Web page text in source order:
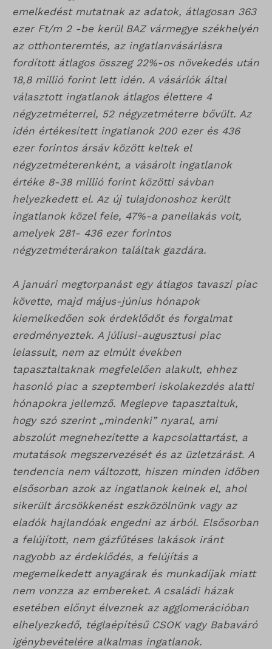
emelkedést mutatnak az adatok, átlagosan 363
ezer Ft/m 2 -be kerül BAZ vármegye székhelyén
az otthonteremtés, az ingatlanvásárlásra
fordított átlagos összeg 22%-os növekedés után
18,8 millió forint lett idén. A vásárlók által
választott ingatlanok átlagos élettere 4
négyzetméterrel, 52 négyzetméterre bővült. Az
idén értékesített ingatlanok 200 ezer és 436
ezer forintos ársáv között keltek el
négyzetméterenként, a vásárolt ingatlanok
értéke 8-38 millió forint közötti sávban
helyezkedett el. Az új tulajdonoshoz került
ingatlanok közel fele, 47%-a panellakás volt,
amelyek 281- 436 ezer forintos
négyzetméterárakon találtak gazdára.
A januári megtorpanást egy átlagos tavaszi piac
követte, majd május-június hónapok
kiemelkedően sok érdeklődőt és forgalmat
eredményeztek. A júliusi-augusztusi piac
lelassult, nem az elmúlt években
tapasztaltaknak megfelelően alakult, ehhez
hasonló piac a szeptemberi iskolakezdés alatti
hónapokra jellemző. Meglepve tapasztaltuk,
hogy szó szerint „mindenki” nyaral, ami
abszolút megnehezítette a kapcsolattartást, a
mutatások megszervezését és az üzletzárást. A
tendencia nem változott, hiszen minden időben
elsősorban azok az ingatlanok kelnek el, ahol
sikerült árcsökkenést eszközölnünk vagy az
eladók hajlandóak engedni az árból. Elsősorban
a felújított, nem gázfűtéses lakások iránt
nagyobb az érdeklődés, a felújítás a
megemelkedett anyagárak és munkadíjak miatt
nem vonzza az embereket. A családi házak
esetében előnyt élveznek az agglomerációban
elhelyezkedő, téglaépítésű CSOK vagy Babaváró
igénybevételére alkalmas ingatlanok.
i18next
litespeed_qc_hide_banner
SameSite
SL_G_WPT_TO
SL_GWPT_Show_Hide_tmp
SL_wptGlobTipTmp
SLO_G_WPT_TO
SLO_GWPT_Show_Hide_tmp
SLO_wptGlobTipTmp
sm_spd_caution